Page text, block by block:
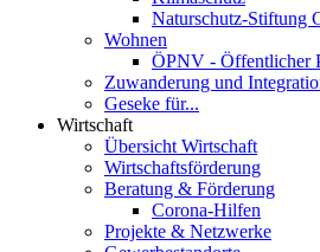
Naturschutz-Stiftung
Wohnen
ÖPNV - Öffentlicher
Zuwanderung und
Geseke für...
Wirtschaft
Übersicht Wirtschaft
Wirtschaftsförderung
Beratung & Förderung
Corona-Hilfen
Projekte & Netzwerke